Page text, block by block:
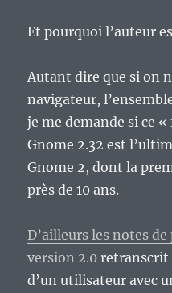
Et pourquoi l’auteur
Autant dire que si on
navigateur,
je me demande si ce
Gnome 2.32 est
Gnome 2, dont la
près de 10 ans.
D’ailleurs les notes
version 2.0 retranscrit
d’un utilisateur avec